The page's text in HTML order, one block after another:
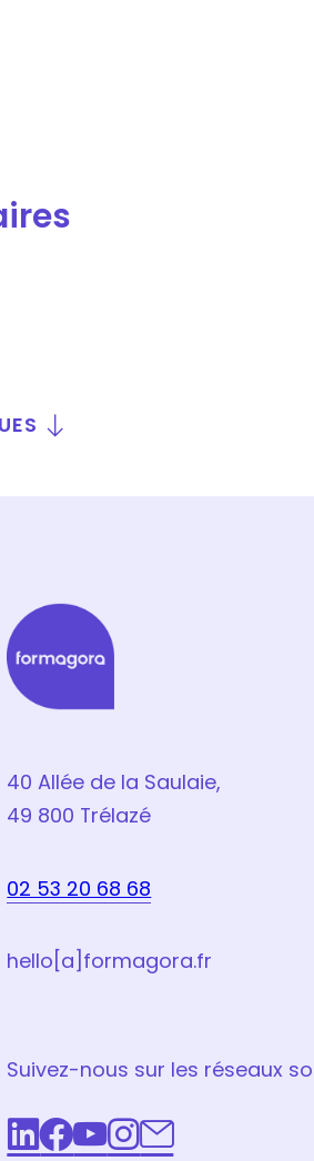
40 Allée de la Saulaie,
49 800 Trélazé
02 53 20 68 68
hello[a]formagora.fr
Suivez-nous sur les réseaux
LinkedIn
Facebook
Youtube
Instagram
Email